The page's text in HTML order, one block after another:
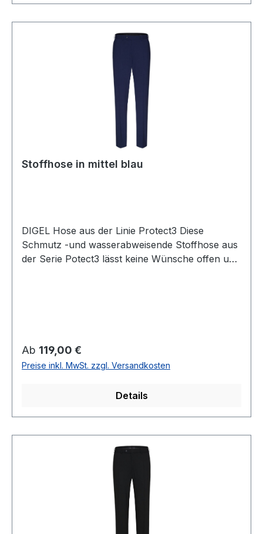
Stoffhose in mittel blau
DIGEL Hose aus der Linie Protect3 Diese
Schmutz -und wasserabweisende Stoffhose aus
der Serie Potect3 lässt keine Wünsche offen und
durch protect3 Ausrüstung54 % Polyester 44 %
Wolle 2% ElastanChemische ReinigungArtikel Nr.
99976Farbe: 26
Regulärer Preis:
Ab 119,00 €
Preise inkl. MwSt. zzgl. Versandkosten
Details